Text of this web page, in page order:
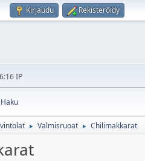
Kirjaudu Rekisteröidy
IP
Haku
► Valmisruoat ► Chilimakkarat